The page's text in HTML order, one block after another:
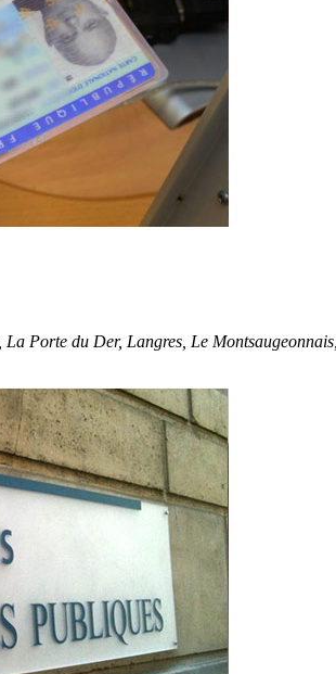
Porte du Der, Langres, Le